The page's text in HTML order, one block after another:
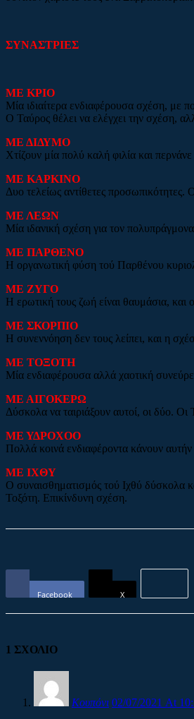
ΣΥΝΑΣΤΡΙΕΣ
ΜΕ ΚΡΙΟ
Μία ιδιαίτερα ενδιαφέρουσα σχέση, με
Ο Ταύρος θέλει να ελέγχει την σχέση,
ΜΕ ΔΙΔΥΜΟ
Χτίζουν μία πολύ καλή φιλία και
ΜΕ ΚΑΡΚΙΝΟ
Δυο τελείως αντίθετες προσωπικότητες.
ΜΕ ΛΕΩΝ
Μία ιδανική σχέση για τον
ΜΕ ΠΑΡΘΕΝΟ
Η οργανωτική φύση τού Παρθένου
ΜΕ ΖΥΓΟ
Η ερωτική τους ζωή είναι θαυμάσια, και
ΜΕ ΣΚΟΡΠΙΟ
Η συνεννόηση δεν τους λείπει, και η
ΜΕ ΤΟΞΟΤΗ
Μία ενδιαφέρουσα αλλά χαοτική
ΜΕ ΑΙΓΟΚΕΡΩ
Δύσκολα να ταιριάξουν αυτοί, οι δύο.
ΜΕ ΥΔΡΟΧΟΟ
Πολλά κοινά ενδιαφέροντα κάνουν
ΜΕ ΙΧΘΥ
Ο συναισθηματισμός τού Ιχθύ δύσκολα
Τοξότη. Επικίνδυνη σχέση.
Facebook X
1 ΣΧΟΛΙΟ
Κουπόνι 02/07/2021 At